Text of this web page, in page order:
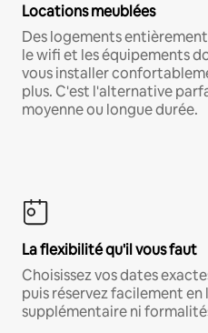
Locations meublées
Des logements
le wifi et les équipements
vous installer
plus. C'est l'alternative
moyenne ou longue durée.
La flexibilité qu'il vous faut
Choisissez vos dates
puis réservez facilement
supplémentaire ni